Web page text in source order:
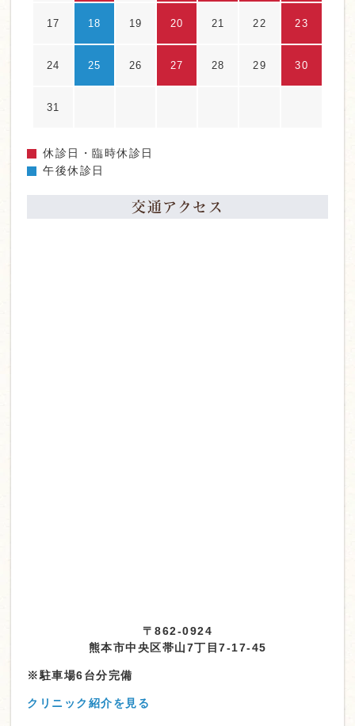
17 18 19 20 21 22 23
24 25 26 27 28 29 30
31
休診日・臨時休診日
午後休診日
交通アクセス
〒862-0924
熊本市中央区帯山7丁目7-17-45
※駐車場6台分完備
クリニック紹介を見る